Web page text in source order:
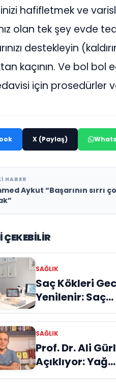
hafifletmek ve
olan tek şey evde
destekleyin
kaçının. Ve bol bol
için prosedürler
X (Paylaş)
HABER
Aykut “Başarının sırrı
ÇEKEBILIR
SAĞLIK
Saç Kökleri
Yenilenir: Saç
Serumu
Neden
Evrim Bayraktar
Anlatıyor
SAĞLIK
Prof. Dr. Ali
Açıklıyor: Yağ
Enjeksiyonu ile